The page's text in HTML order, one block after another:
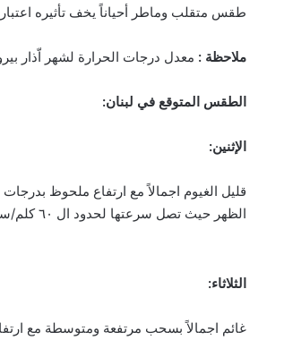
طقس متقلب وماطر أحياناً يخف تأثيره
ملاحظة : معدل درجات الحرارة لشهر اّذار بيروت بين ١٣ و ٢٢، طرابلس بين ١١ و ٢٠ وزحلة
الطقس المتوقع في لبنان:
الإثنين:
قليل الغيوم اجمالاً مع ارتفاع ملحوظ
الظهر حيث تصل سرعتها لحدود ال ٦٠ كلم/ساعة ليلا مع ظهور طبقات من الغبار في الاجواء جنوب البلاد .
الثلاثاء: